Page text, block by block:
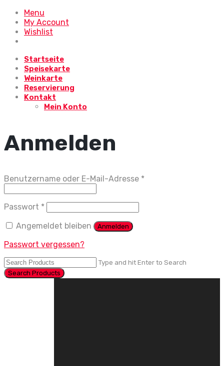
Menu
My Account
Wishlist
Startseite
Speisekarte
Weinkarte
Reservierung
Kontakt
Mein Konto
Anmelden
Benutzername oder E-Mail-Adresse *
Passwort *
Angemeldet bleiben Anmelden
Passwort vergessen?
Type and hit Enter to Search